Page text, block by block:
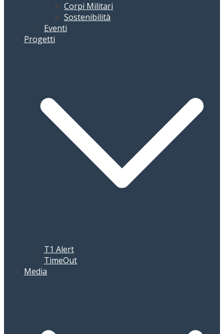
Corpi Militari
Sostenibilità
Eventi
Progetti
T1 Alert
TimeOut
Media